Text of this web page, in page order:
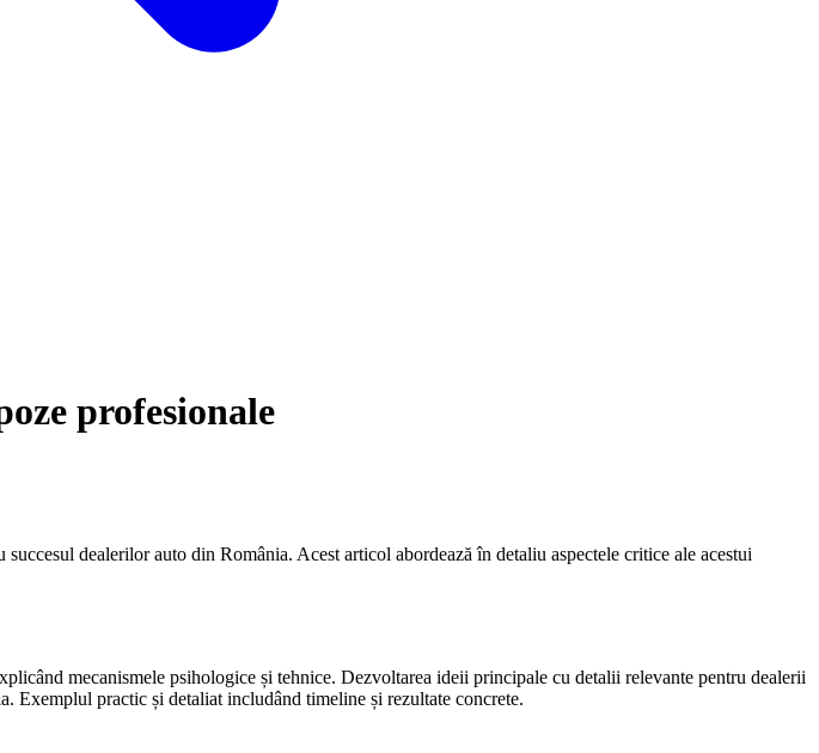
profesionale
dealerilor auto din România. Acest articol abordează în detaliu aspectele critice ale acestui
mecanismele psihologice și tehnice. Dezvoltarea ideii principale cu detalii relevante pentru dealerii
Exemplul practic și detaliat includând timeline și rezultate concrete.